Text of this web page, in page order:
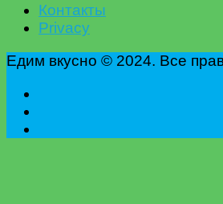
Контакты
Privacy
Едим вкусно © 2024. Все